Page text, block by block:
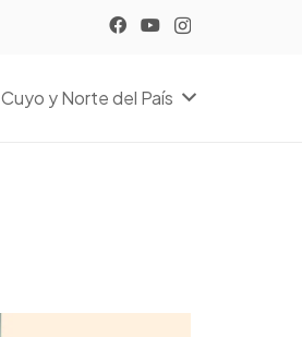
Cuyo y Norte del País